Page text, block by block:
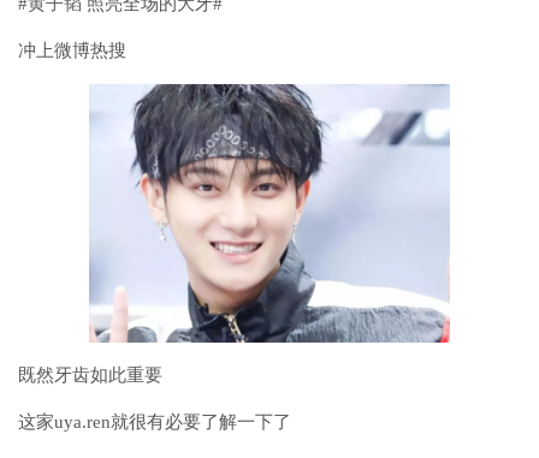
冲上微博热搜
既然牙齿如此重要
这家uya.ren就很有必要了解一下了